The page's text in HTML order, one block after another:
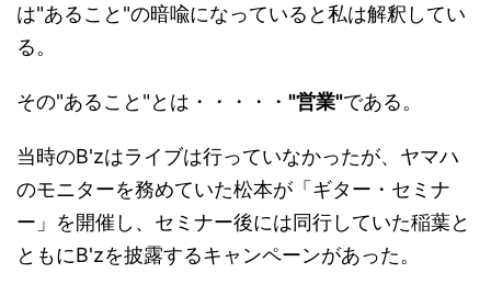
は"あること"の暗喩になっていると私は解釈してい
る。
その"あること"とは・・・・・ "営業"である。
当時のB'zはライブは行っていなかったが、ヤマハ
のモニターを務めていた松本が「ギター・セミナ
ー」を開催し、セミナー後には同行していた稲葉と
ともにB'zを披露するキャンペーンがあった。